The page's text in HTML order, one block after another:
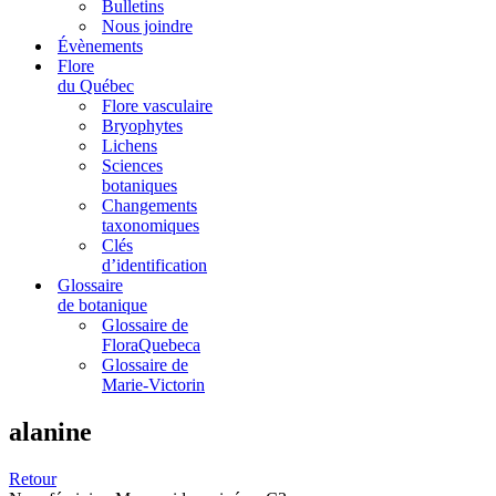
Bulletins
Nous joindre
Évènements
Flore
du Québec
Flore vasculaire
Bryophytes
Lichens
Sciences
botaniques
Changements
taxonomiques
Clés
d’identification
Glossaire
de botanique
Glossaire de
FloraQuebeca
Glossaire de
Marie-Victorin
alanine
Retour